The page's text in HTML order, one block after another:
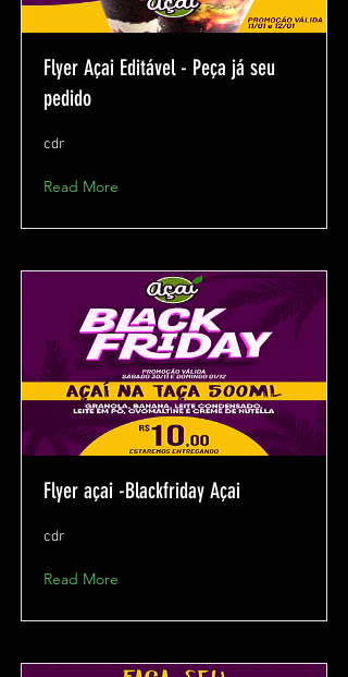
Flyer Açai Editável - Peça já seu
pedido
cdr
Read More
Flyer açai -Blackfriday Açai
cdr
Read More